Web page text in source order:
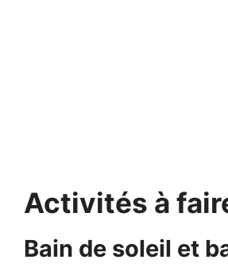
Activités à
Bain de soleil et